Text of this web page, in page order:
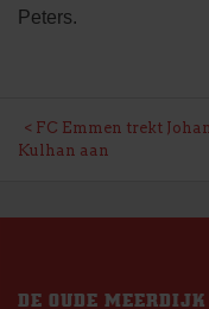
Peters.
BERICHT
FC Emmen trekt Johan
Kulhan aan
DE OUDE MEERDIJK